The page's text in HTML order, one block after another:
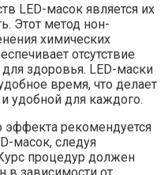
LED-масок является их
Этот метод нон-
химических
отсутствие
здоровья. LED-маски
время, что делает
удобной для каждого.
рекомендуется
масок, следуя
процедур должен
в зависимости от